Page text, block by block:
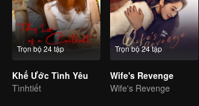
Trọn bộ 24 tập
Khế Ước Tình Yêu
Tìnhtiết
Trọn bộ 24 tập
Wife's Revenge
Wife's Revenge